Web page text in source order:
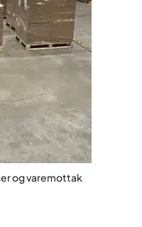
og varemottak